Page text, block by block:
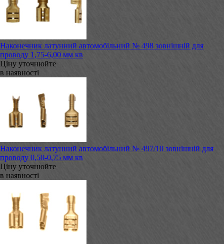
Наконечник латунний автомобільний № 498 зовнішній для
проводу 1,75-6,00 мм кв
Ціну уточнюйте
в наявності
Наконечник латунний автомобільний № 497/10 зовнішній для
проводу 0,50-0,75 мм кв
Ціну уточнюйте
в наявності